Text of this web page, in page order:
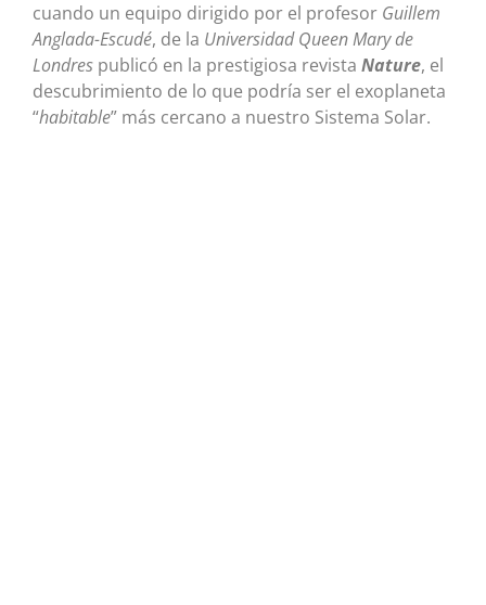
cuando un equipo dirigido por el profesor Guillem
Anglada-Escudé, de la Universidad Queen Mary de
Londres publicó en la prestigiosa revista Nature, el
descubrimiento de lo que podría ser el exoplaneta
“habitable” más cercano a nuestro Sistema Solar.